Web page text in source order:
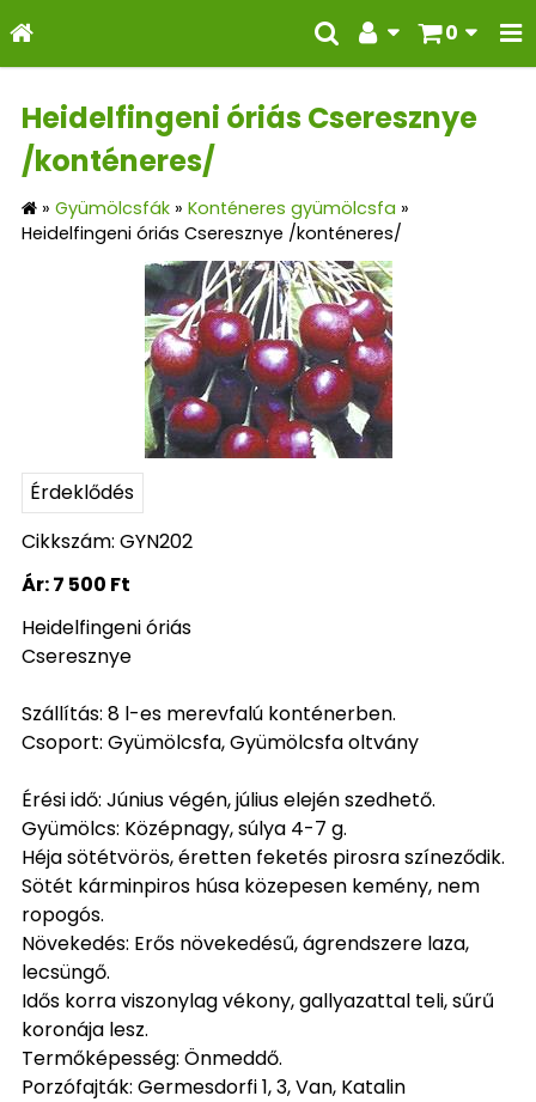
0
Heidelfingeni óriás Cseresznye
/konténeres/
» Gyümölcsfák » Konténeres gyümölcsfa »
Heidelfingeni óriás Cseresznye /konténeres/
Érdeklődés
Cikkszám: GYN202
Ár:7 500 Ft
Heidelfingeni óriás
Cseresznye
Szállítás: 8 l-es merevfalú konténerben.
Csoport: Gyümölcsfa, Gyümölcsfa oltvány
Érési idő: Június végén, július elején szedhető.
Gyümölcs: Középnagy, súlya 4-7 g.
Héja sötétvörös, éretten feketés pirosra színeződik.
Sötét kárminpiros húsa közepesen kemény, nem
ropogós.
Növekedés: Erős növekedésű, ágrendszere laza,
lecsüngő.
Idős korra viszonylag vékony, gallyazattal teli, sűrű
koronája lesz.
Termőképesség: Önmeddő.
Porzófajták: Germesdorfi 1, 3, Van, Katalin